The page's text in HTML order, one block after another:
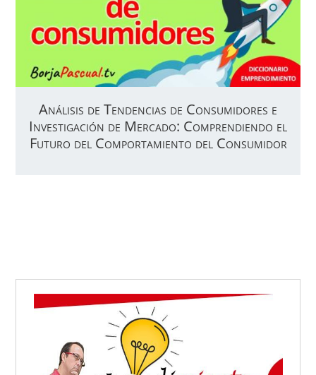
Análisis de Tendencias de Consumidores e
Investigación de Mercado: Comprendiendo el
Futuro del Comportamiento del Consumidor